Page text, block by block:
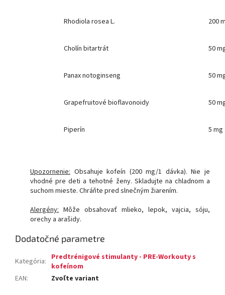
Rhodiola rosea L. 200
Cholín bitartrát 50
Panax notoginseng 50
Grapefruitové bioflavonoidy 50
Piperín 5 mg
Upozornenie: Obsahuje kofeín (200 mg/1 dávka). Nie je
vhodné pre deti a tehotné ženy. Skladujte na chladnom a
suchom mieste. Chráňte pred slnečným žiarením.
Alergény: Môže obsahovať mlieko, lepok, vajcia, sóju,
orechy a arašidy.
Dodatočné parametre
Kategória: Predtrénigové stimulanty - PRE-Workouty s
kofeínom
EAN: Zvoľte variant